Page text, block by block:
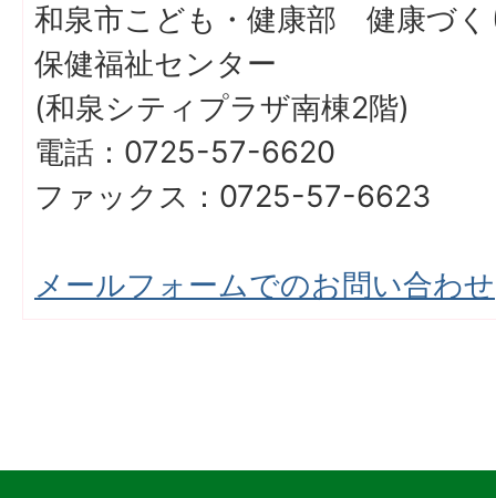
和泉市こども・健康部 健康づく
保健福祉センター
(和泉シティプラザ南棟2階)
電話：0725-57-6620
ファックス：0725-57-6623
メールフォームでのお問い合わせ